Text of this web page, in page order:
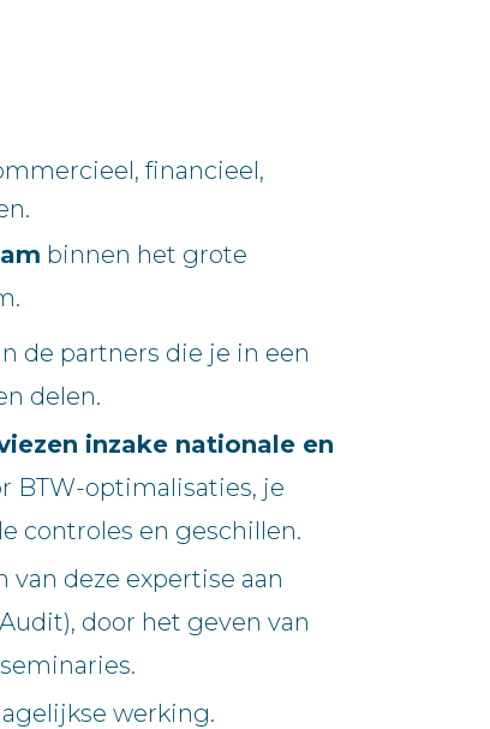
financieel,
binnen het grote
de partners die je in een
delen.
inzake nationale en
BTW-optimalisaties, je
controles en geschillen.
deze expertise aan
door het geven van
werking.